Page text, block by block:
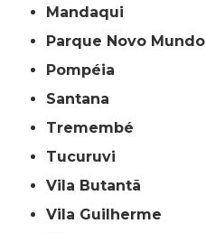
Mandaqui
Parque Novo Mundo
Pompéia
Santana
Tremembé
Tucuruvi
Vila Butantã
Vila Guilherme